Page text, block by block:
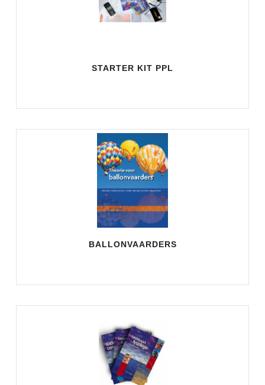
STARTER KIT PPL
BALLONVAARDERS